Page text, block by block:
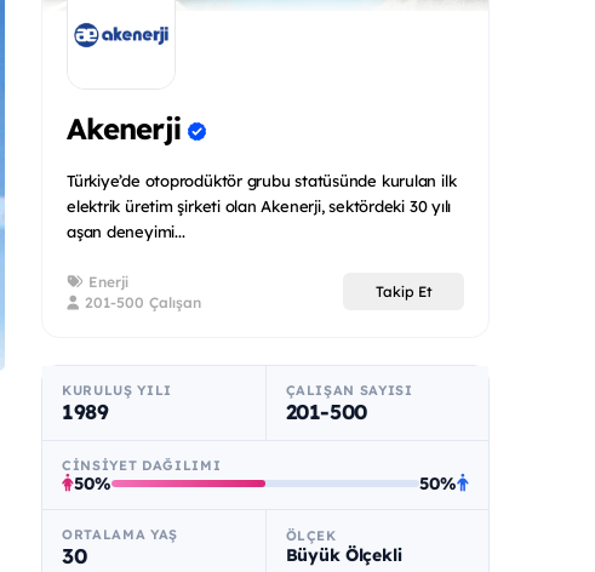
Akenerji
Türkiye’de otoprodüktör grubu statüsünde kurulan ilk
elektrik üretim şirketi olan Akenerji, sektördeki 30 yılı
aşan deneyimi...
Enerji
201-500 Çalışan
Takip Et
KURULUŞ YILI
1989
ÇALIŞAN SAYISI
201-500
CINSIYET DAĞILIMI
50% 50%
ORTALAMA YAŞ
30
ÖLÇEK
Büyük Ölçekli